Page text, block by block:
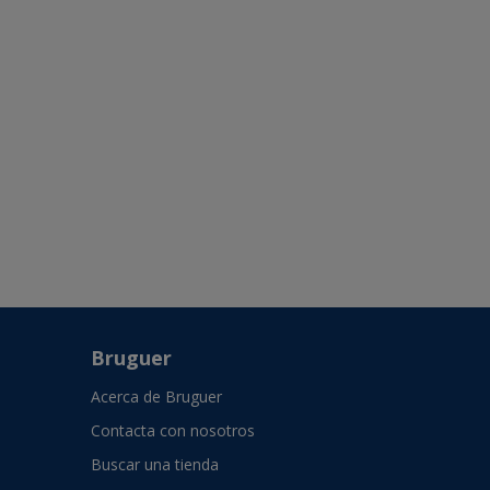
Bruguer
Acerca de Bruguer
Contacta con nosotros
Buscar una tienda